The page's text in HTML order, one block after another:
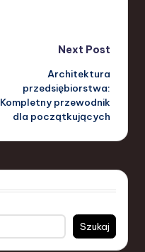
Next Post
Architektura
przedsiębiorstwa:
Kompletny przewodnik
dla początkujących
Szukaj